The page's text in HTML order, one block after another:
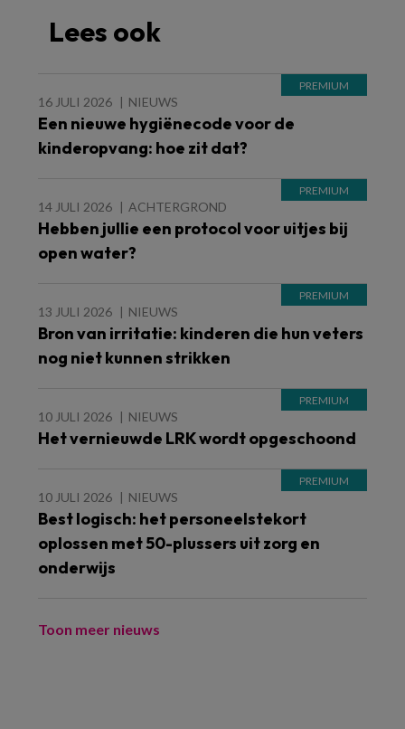
Lees ook
16 JULI 2026 NIEUWS
Een nieuwe hygiënecode voor de
kinderopvang: hoe zit dat?
14 JULI 2026 ACHTERGROND
Hebben jullie een protocol voor uitjes bij
open water?
13 JULI 2026 NIEUWS
Bron van irritatie: kinderen die hun veters
nog niet kunnen strikken
10 JULI 2026 NIEUWS
Het vernieuwde LRK wordt opgeschoond
10 JULI 2026 NIEUWS
Best logisch: het personeelstekort
oplossen met 50-plussers uit zorg en
onderwijs
Toon meer nieuws